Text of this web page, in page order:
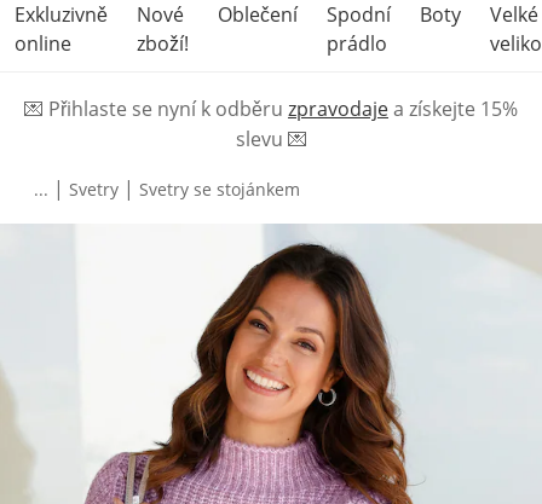
Exkluzivně
online
Nové
zboží!
Oblečení
Spodní
prádlo
Boty
Velké
💌 Přihlaste se nyní k odběru zpravodajea získejte 15%
slevu 💌
... | Svetry | Svetry se stojánkem